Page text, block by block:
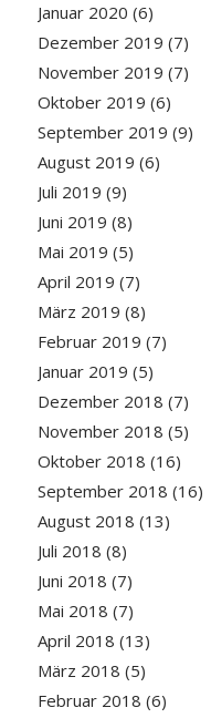
Januar 2020 (6)
Dezember 2019 (7)
November 2019 (7)
Oktober 2019 (6)
September 2019 (9)
August 2019 (6)
Juli 2019 (9)
Juni 2019 (8)
Mai 2019 (5)
April 2019 (7)
März 2019 (8)
Februar 2019 (7)
Januar 2019 (5)
Dezember 2018 (7)
November 2018 (5)
Oktober 2018 (16)
September 2018 (16)
August 2018 (13)
Juli 2018 (8)
Juni 2018 (7)
Mai 2018 (7)
April 2018 (13)
März 2018 (5)
Februar 2018 (6)